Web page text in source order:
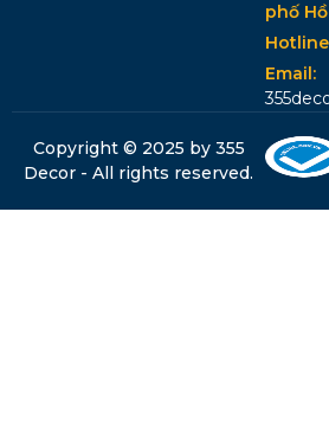
phố
Email:
Copyright © 2025 by 355
Decor - All rights reserved.